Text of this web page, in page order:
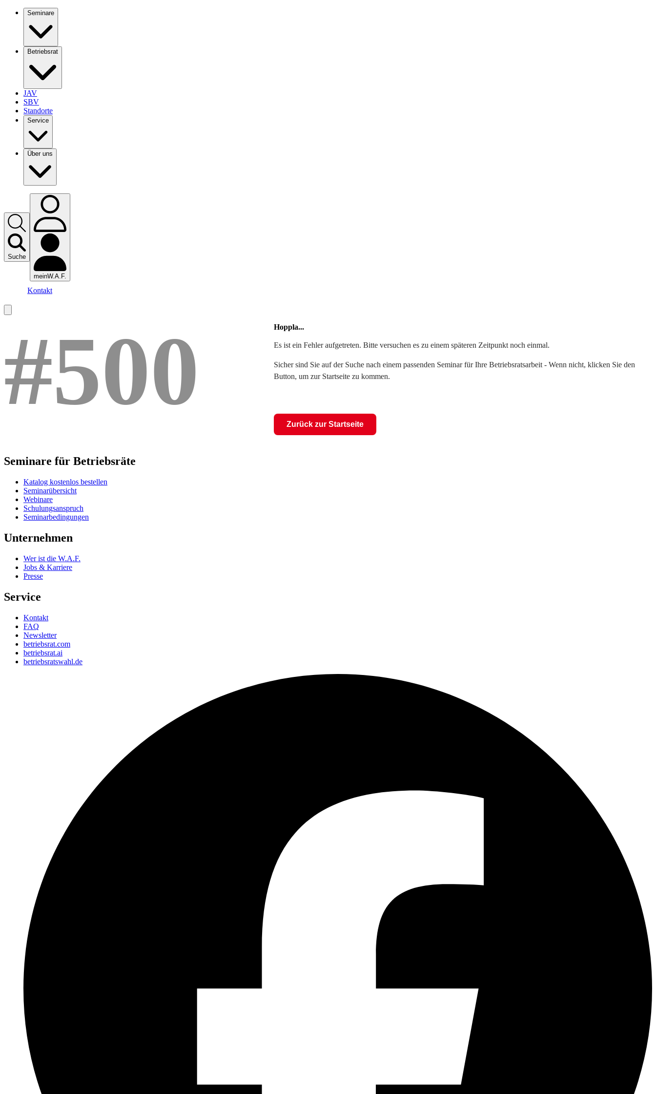
Seminare
Betriebsrat
JAV
SBV
Standorte
Service
Über uns
Suche
meinW.A.F.
Kontakt
#500 Hoppla...
Es ist ein Fehler aufgetreten. Bitte versuchen es zu einem späteren Zeitpunkt noch einmal.
Sicher sind Sie auf der Suche nach einem passenden Seminar für Ihre Betriebsratsarbeit - Wenn nicht, klicken Sie den
Button, um zur Startseite zu kommen.
Zurück zur Startseite
Seminare für Betriebsräte
Katalog kostenlos bestellen
Seminarübersicht
Webinare
Schulungsanspruch
Seminarbedingungen
Unternehmen
Wer ist die W.A.F.
Jobs & Karriere
Presse
Service
Kontakt
FAQ
Newsletter
betriebsrat.com
betriebsrat.ai
betriebsratswahl.de